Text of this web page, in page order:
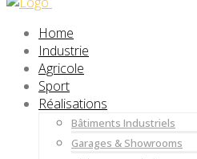
Home
Industrie
Agricole
Sport
Réalisations
Bâtiments Industriels
Garages & Showrooms